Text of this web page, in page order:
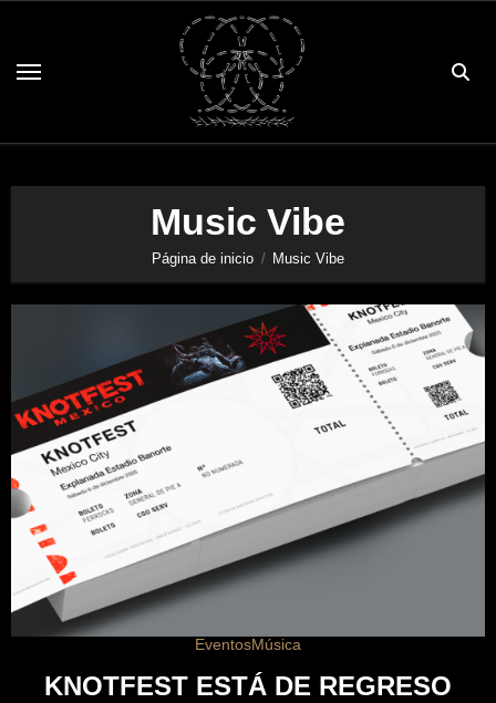
contenido
Music Vibe
Página de inicio Music Vibe
EventosMúsica
KNOTFEST ESTÁ DE REGRESO